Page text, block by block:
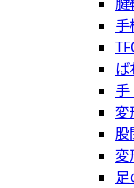
手
ば
手
変
股
変
足